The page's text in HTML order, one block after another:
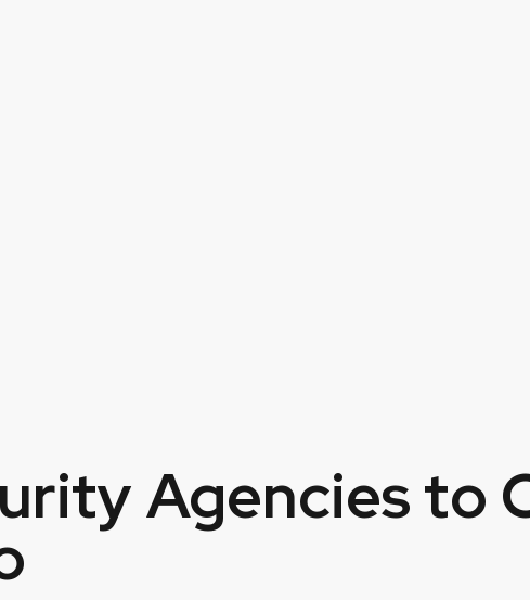
Agencies to